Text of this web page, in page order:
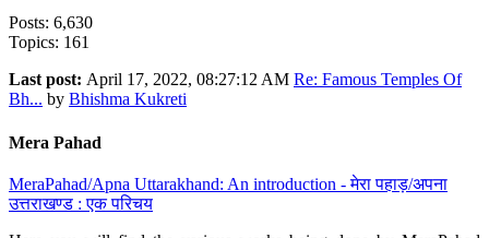
Posts: 6,630
Topics: 161
Last post: April 17, 2022, 08:27:12 AM Re: Famous Temples Of
Bh... by Bhishma Kukreti
Mera Pahad
MeraPahad/Apna Uttarakhand: An introduction - मेरा पहाड़/अपना
उत्तराखण्ड : एक परिचय